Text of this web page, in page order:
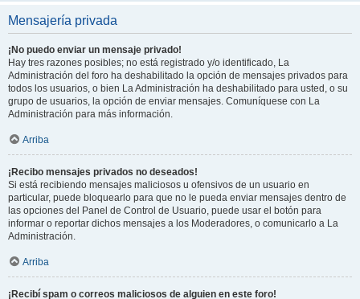
Mensajería privada
¡No puedo enviar un mensaje privado!
Hay tres razones posibles; no está registrado y/o identificado, La
Administración del foro ha deshabilitado la opción de mensajes privados para
todos los usuarios, o bien La Administración ha deshabilitado para usted, o su
grupo de usuarios, la opción de enviar mensajes. Comuníquese con La
Administración para más información.
Arriba
¡Recibo mensajes privados no deseados!
Si está recibiendo mensajes maliciosos u ofensivos de un usuario en
particular, puede bloquearlo para que no le pueda enviar mensajes dentro de
las opciones del Panel de Control de Usuario, puede usar el botón para
informar o reportar dichos mensajes a los Moderadores, o comunicarlo a La
Administración.
Arriba
¡Recibí spam o correos maliciosos de alguien en este foro!